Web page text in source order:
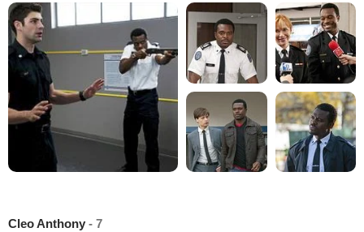
Cleo Anthony - 7